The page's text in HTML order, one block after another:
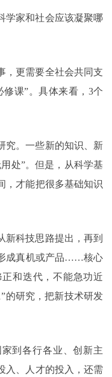
学家和社会应该凝聚哪
，更需要全社会共同支
课”。具体来看，3个
究。一些新的知识、新
处”。但是，从科学基
，才能把很多基础知识
新科技思路提出，再到
成真机或产品……核心
和迭代，不能急功近
的研究，把新技术研发
到各行各业、创新主
入、人才的投入，还需